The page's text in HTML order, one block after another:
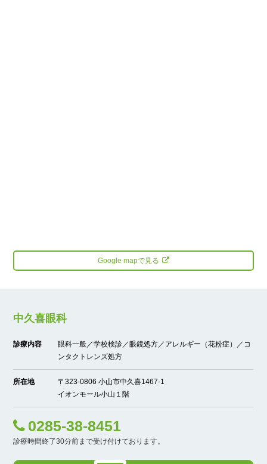
Google mapで見る
中久喜眼科
診療内容
眼科一般／学校検診／眼鏡処方／アレルギー（花粉症）／コ
ンタクトレンズ処方
所在地
〒323-0806 小山市中久喜1467-1
イオンモール小山１階
0285-38-8451
診療時間終了30分前まで受け付けております。